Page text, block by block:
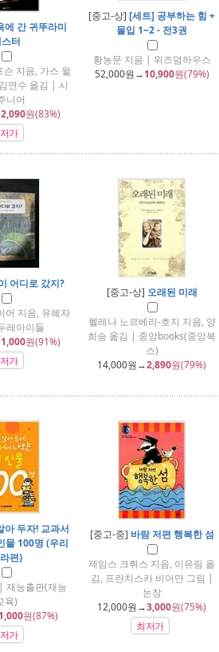
에 간 귀뚜라미
터
지음, 가스 윌
연수 옮김 | 시
니어
2,090원(83%)
가
[중고-상] [세트] 공부하는 힘 +
몰입 1~2 - 전3권
황농문 지음 | 위즈덤하우스
52,000원→10,900원(79%)
어디로 갔지?
어 지음, 유혜자
레아이들
1,000원(91%)
가
[중고-상] 오래된 미래
헬레나 노르베리-호지 지음, 양
희승 옮김 | 중앙books(중앙북
스)
14,000원→2,890원(79%)
아 두자! 교과서
물 100명 (우리
편)
재능출판(재능
육)
1,000원(87%)
가
[중고-중] 바람 저편 행복한 섬
제임스 크뤼스 지음, 이유림 옮
김, 프란치스카 비어만 그림 |
논장
12,000원→3,000원(75%)
최저가